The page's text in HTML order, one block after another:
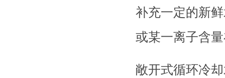
补充一定的新
或某一离子含
敞开式循环冷